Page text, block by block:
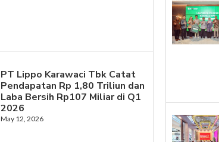
PT Lippo Karawaci Tbk Catat
Pendapatan Rp 1,80 Triliun dan
Laba Bersih Rp107 Miliar di Q1
2026
May 12, 2026